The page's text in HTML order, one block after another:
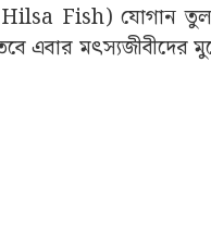
(Hilsa Fish) যোগান
এবার মৎস্যজীবীদের